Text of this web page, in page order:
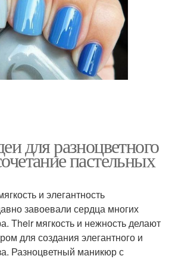
для разноцветного
пастельных
и элегантность
завоевали сердца многих
Their мягкость и нежность делают
для создания элегантного и
Разноцветный маникюр с